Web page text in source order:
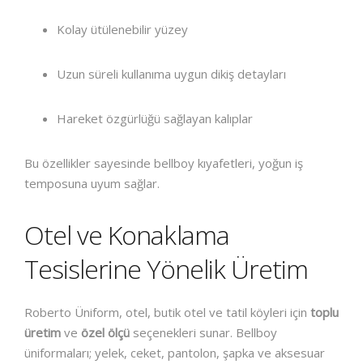
Kolay ütülenebilir yüzey
Uzun süreli kullanıma uygun dikiş detayları
Hareket özgürlüğü sağlayan kalıplar
Bu özellikler sayesinde bellboy kıyafetleri, yoğun iş
temposuna uyum sağlar.
Otel ve Konaklama
Tesislerine Yönelik Üretim
Roberto Üniform, otel, butik otel ve tatil köyleri için toplu
üretim ve özel ölçü seçenekleri sunar. Bellboy
üniformaları; yelek, ceket, pantolon, şapka ve aksesuar